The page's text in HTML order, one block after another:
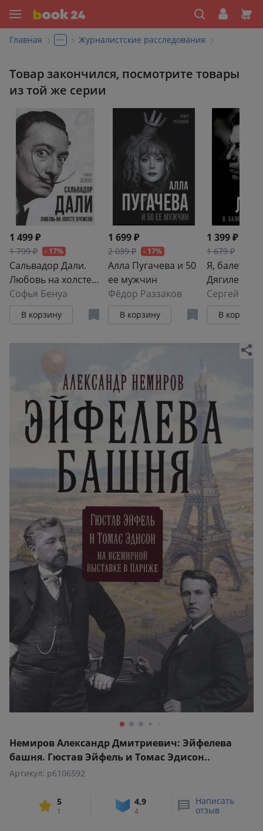
Главная ... Журналистские расследования
Товар закончился, посмотрите товары
из той же серии
1 499 ₽
1 799 ₽ - 17%
Сальвадор Дали.
Любовь на холсте
времени
Софья Бенуа
В корзину
1 699 ₽
2 039 ₽ - 17%
Алла Пугачева и 50
ее мужчин
Фёдор Раззаков
В корзину
1 399 ₽
1 679 ₽
Я, балет и
Дягилев
Сергей
В корзину
Немиров Александр Дмитриевич: Эйфелева
башня. Гюстав Эйфель и Томас Эдисон..
Артикул: p6106592
5
1
4,9
4
Написать
отзыв